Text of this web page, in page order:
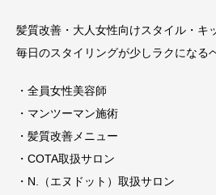
髪質改善・大人女性向けスタイル・キ
毎日のスタイリングが少しラクになる
・全員女性美容師
・マンツーマン施術
・髪質改善メニュー
・COTA取扱サロン
・N.（エヌドット）取扱サロン